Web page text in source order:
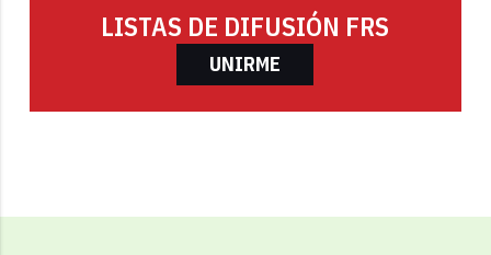
LISTAS DE DIFUSIÓN FRS
UNIRME